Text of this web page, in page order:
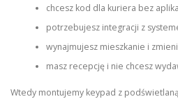
chcesz kod dla kuriera bez
potrzebujesz integracji z
wynajmujesz mieszkanie i
masz recepcję i nie chcesz
Wtedy montujemy keypad z